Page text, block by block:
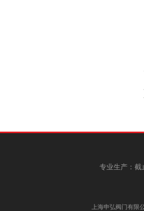
专业生产：截
上海申弘阀门有限